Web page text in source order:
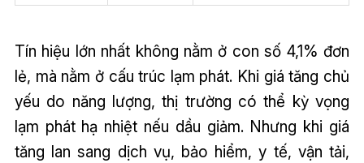
Tín hiệu lớn nhất không nằm ở con số 4,1% đơn
lẻ, mà nằm ở cấu trúc lạm phát. Khi giá tăng chủ
yếu do năng lượng, thị trường có thể kỳ vọng
lạm phát hạ nhiệt nếu dầu giảm. Nhưng khi giá
tăng lan sang dịch vụ, bảo hiểm, y tế, vận tải,